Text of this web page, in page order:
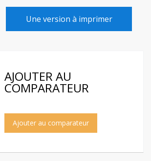
Une version à imprimer
AJOUTER AU
COMPARATEUR
Ajouter au comparateur